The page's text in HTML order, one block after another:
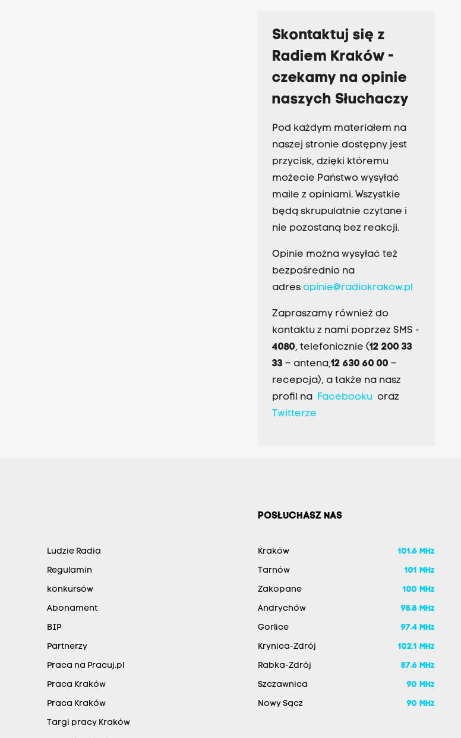
Skontaktuj się z
Radiem Kraków -
czekamy na opinie
naszych Słuchaczy
Pod każdym materiałem na
naszej stronie dostępny jest
przycisk, dzięki któremu
możecie Państwo wysyłać
maile z opiniami. Wszystkie
będą skrupulatnie czytane i
nie pozostaną bez reakcji.
Opinie można wysyłać też
bezpośrednio na
adres opinie@radiokrakow.pl
Zapraszamy również do
kontaktu z nami poprzez SMS -
4080, telefonicznie (12 200 33
33– antena,12 630 60 00 –
recepcja), a także na nasz
profil na Facebookuoraz
Twitterze
Ludzie Radia
Regulamin
konkursów
Abonament
BIP
Partnerzy
Praca na Pracuj.pl
Praca Kraków
Praca Kraków
Targi pracy Kraków
POSŁUCHASZ NAS
Kraków 101.6 MHz
Tarnów 101 MHz
Zakopane 100 MHz
Andrychów 98.8 MHz
Gorlice 97.4 MHz
Krynica-Zdrój 102.1 MHz
Rabka-Zdrój 87.6 MHz
Szczawnica 90 MHz
Nowy Sącz 90 MHz